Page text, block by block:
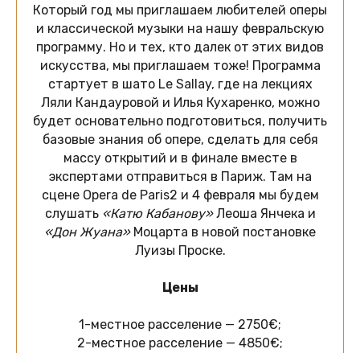
Который год мы приглашаем любителей оперы
и классической музыки на нашу февральскую
программу. Но и тех, кто далек от этих видов
искусства, мы приглашаем тоже! Программа
стартует в шато Le Sallay, где на лекциях
Ляли Кандауровой и Илья Кухаренко, можно
будет основательно подготовиться, получить
базовые знания об опере, сделать для себя
массу открытий и в финале вместе в
экспертами отправиться в Париж. Там на
сцене Opera de Paris2 и 4 февраля мы будем
слушать «Катю Кабанову»Леоша Янчека и
«Дон Жуана»Моцарта в новой постановке
Луизы Проске.
Цены
1-местное расселение — 2750€;
2-местное расселение — 4850€;